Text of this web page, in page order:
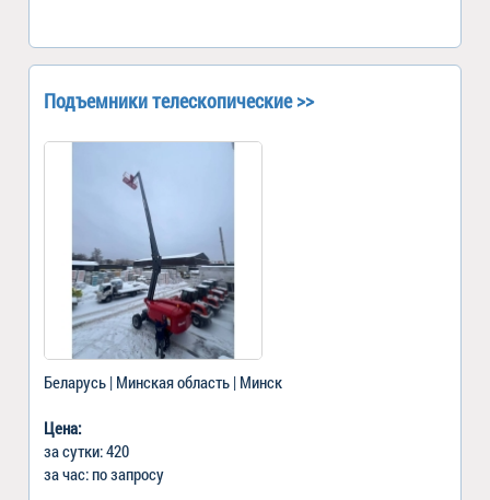
Подъемники телескопические >>
Беларусь | Минская область | Минск
Цена:
за сутки: 420
за час: по запросу